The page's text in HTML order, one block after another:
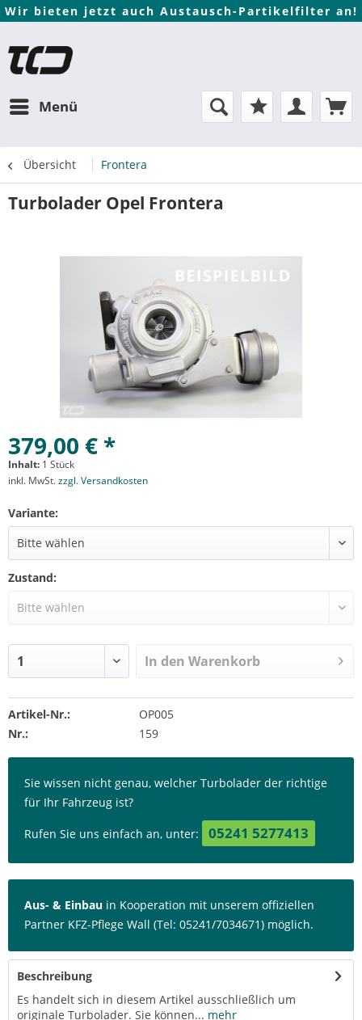
Wir bieten jetzt auch Austausch-Partikelfilter an!
Menü
Übersicht Frontera
Turbolader Opel Frontera
379,00 € *
Inhalt: 1 Stück
inkl. MwSt.zzgl. Versandkosten
Variante:
Zustand:
In den Warenkorb
Artikel-Nr.:
OP005
Nr.:
159
Sie wissen nicht genau, welcher Turbolader der richtige
für Ihr Fahrzeug ist?
Rufen Sie uns einfach an, unter: 05241 5277413
Aus- & Einbau in Kooperation mit unserem offiziellen
Partner KFZ-Pflege Wall (Tel: 05241/7034671) möglich.
Beschreibung
Es handelt sich in diesem Artikel ausschließlich um
originale Turbolader. Sie können... mehr